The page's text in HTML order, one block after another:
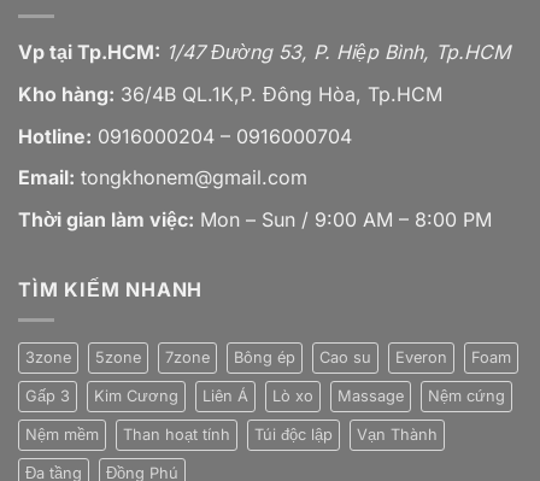
Vp tại Tp.HCM: 1/47 Đường 53, P. Hiệp Bình, Tp.HCM
Kho hàng: 36/4B QL.1K,P. Đông Hòa, Tp.HCM
Hotline: 0916000204 – 0916000704
Email: tongkhonem@gmail.com
Thời gian làm việc: Mon – Sun / 9:00 AM – 8:00 PM
TÌM KIẾM NHANH
3zone 5zone 7zone Bông ép Cao su Everon Foam
Gấp 3 Kim Cương Liên Á Lò xo Massage Nệm cứng
Nệm mềm Than hoạt tính Túi độc lập Vạn Thành
Đa tầng Đồng Phú